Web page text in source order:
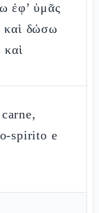
ἐφ’ ὑμᾶς
καὶ δώσω
καὶ
spirito e